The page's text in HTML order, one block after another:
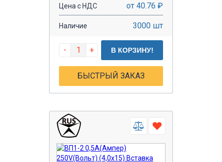
Цена с НДС от 40.76 ₽
Наличие 3000 шт
- + В КОРЗИНУ!
БЫСТРЫЙ ЗАКАЗ